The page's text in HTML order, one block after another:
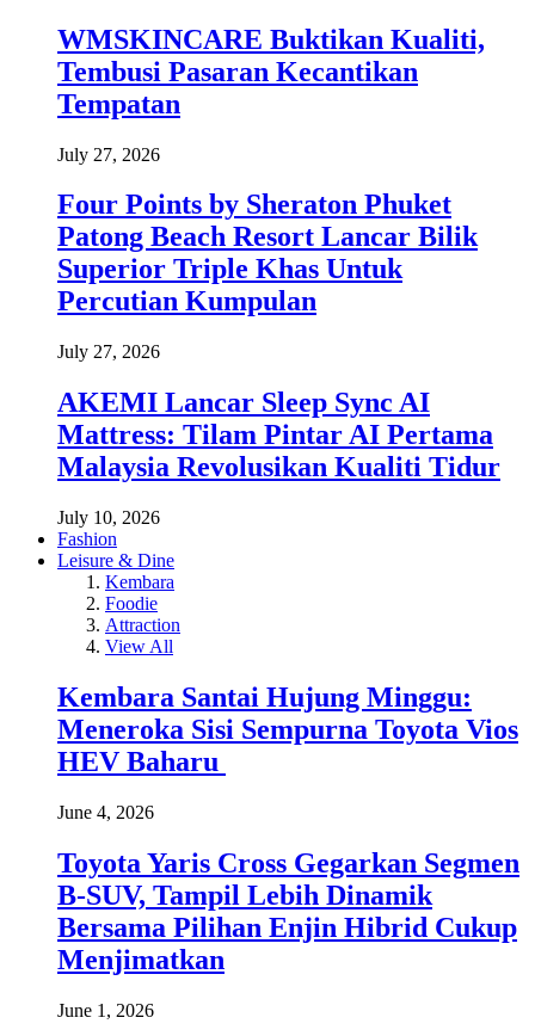
WMSKINCARE Buktikan Kualiti,
Tembusi Pasaran Kecantikan
Tempatan
July 27, 2026
Four Points by Sheraton Phuket
Patong Beach Resort Lancar Bilik
Superior Triple Khas Untuk
Percutian Kumpulan
July 27, 2026
AKEMI Lancar Sleep Sync AI
Mattress: Tilam Pintar AI Pertama
Malaysia Revolusikan Kualiti Tidur
July 10, 2026
Fashion
Leisure & Dine
Kembara
Foodie
Attraction
View All
Kembara Santai Hujung Minggu:
Meneroka Sisi Sempurna Toyota Vios
HEV Baharu
June 4, 2026
Toyota Yaris Cross Gegarkan Segmen
B-SUV, Tampil Lebih Dinamik
Bersama Pilihan Enjin Hibrid Cukup
Menjimatkan
June 1, 2026